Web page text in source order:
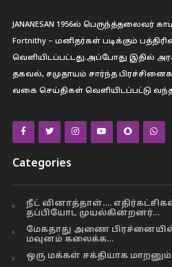
JANANESAN 1956ல் பெருந்த்தலைவர்
Fortnithy – மனிதர்கள் படிக்கும்
வெளியிடப்பட்டது.அப்போது இதில்
தகவல், சமுதாயம் சார்ந்த
வகை செய்திகள் வெளியிடப்பட்டு
Categories
நீட் வினாத்தாள்….
தப்பியோட முயல்கின்றனர்…
மேகதாது அணை
மவுனம் கலைக்க…
ஒரு மக்கள் சக்தியாக